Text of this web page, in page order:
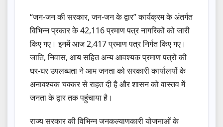
“जन-जन की सरकार, जन-जन के द्वार” कार्यक्रम के अंतर्गत
विभिन्न प्रकार के 42,116 प्रमाण पत्र नागरिकों को जारी
किए गए। इनमें आज 2,417 प्रमाण पत्र निर्गत किए गए।
जाति, निवास, आय सहित अन्य आवश्यक प्रमाण पत्रों की
घर-घर उपलब्धता ने आम जनता को सरकारी कार्यालयों के
अनावश्यक चक्कर से राहत दी है और शासन को वास्तव में
जनता के द्वार तक पहुंचाया है।
राज्य सरकार की विभिन्न जनकल्याणकारी योजनाओं के